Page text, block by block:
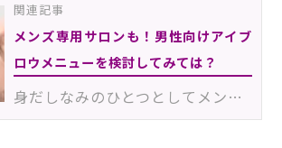
関連記事
メンズ専用サロンも！男性向けアイブ
ロウメニューを検討してみては？
身だしなみのひとつとしてメンズにもメイクが浸透してきている流れから、キリっとした印象になるメンズの…